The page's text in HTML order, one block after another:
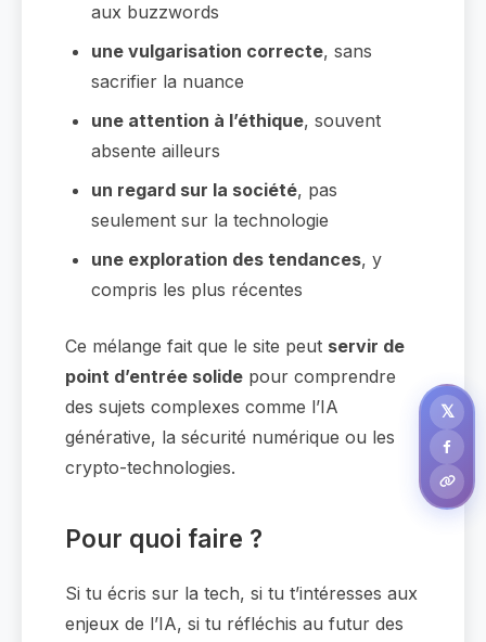
aux buzzwords
une vulgarisation correcte, sans
sacrifier la nuance
une attention à l’éthique, souvent
absente ailleurs
un regard sur la société, pas
seulement sur la technologie
une exploration des tendances, y
compris les plus récentes
Ce mélange fait que le site peut servir de
point d’entrée solide pour comprendre
des sujets complexes comme l’IA
générative, la sécurité numérique ou les
crypto-technologies.
Pour quoi faire ?
Si tu écris sur la tech, si tu t’intéresses aux
enjeux de l’IA, si tu réfléchis au futur des
𝕏